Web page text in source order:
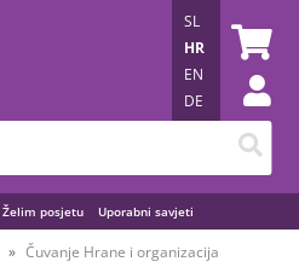
Želim posjetu Uporabni savjeti
SL
HR
EN
DE
Čuvanje Hrane i organizacija